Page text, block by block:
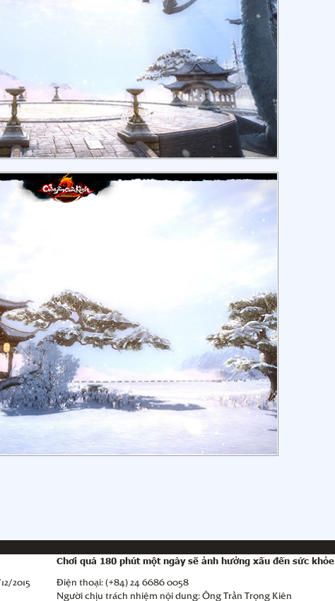
2015
Chơi quá 180 phút một ngày sẽ ảnh hưởng xấu đến sức khỏe
Điện thoại: (+84) 24 6686 0058
Người chịu trách nhiệm nội dung: Ông Trần Trọng Kiên